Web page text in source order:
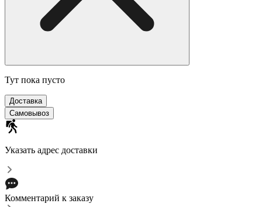
Тут пока пусто
Доставка
Самовывоз
Указать адрес доставки
Комментарий к заказу